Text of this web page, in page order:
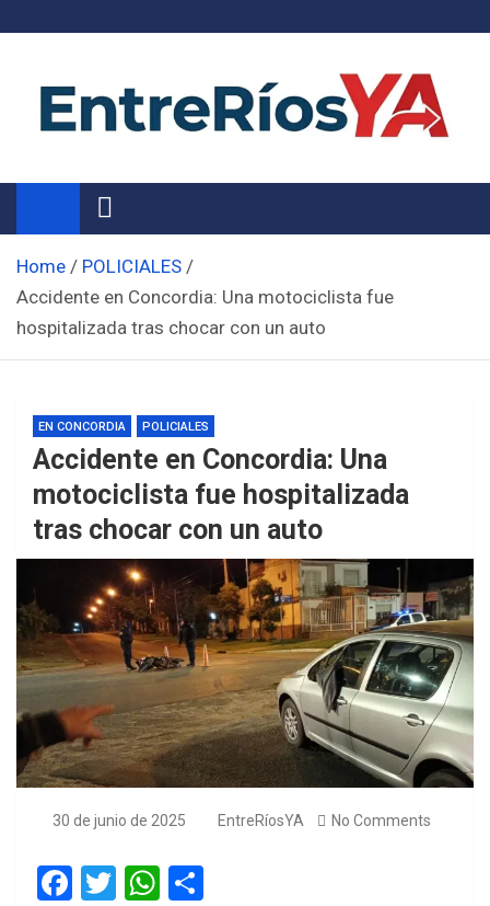
Noticias de Entre Ríos
Información de toda la provincia ahora
Home
POLICIALES
Accidente en Concordia: Una motociclista fue
hospitalizada tras chocar con un auto
EN CONCORDIA POLICIALES
Accidente en Concordia: Una
motociclista fue hospitalizada
tras chocar con un auto
30 de junio de 2025 EntreRíosYA No Comments
F
T
W